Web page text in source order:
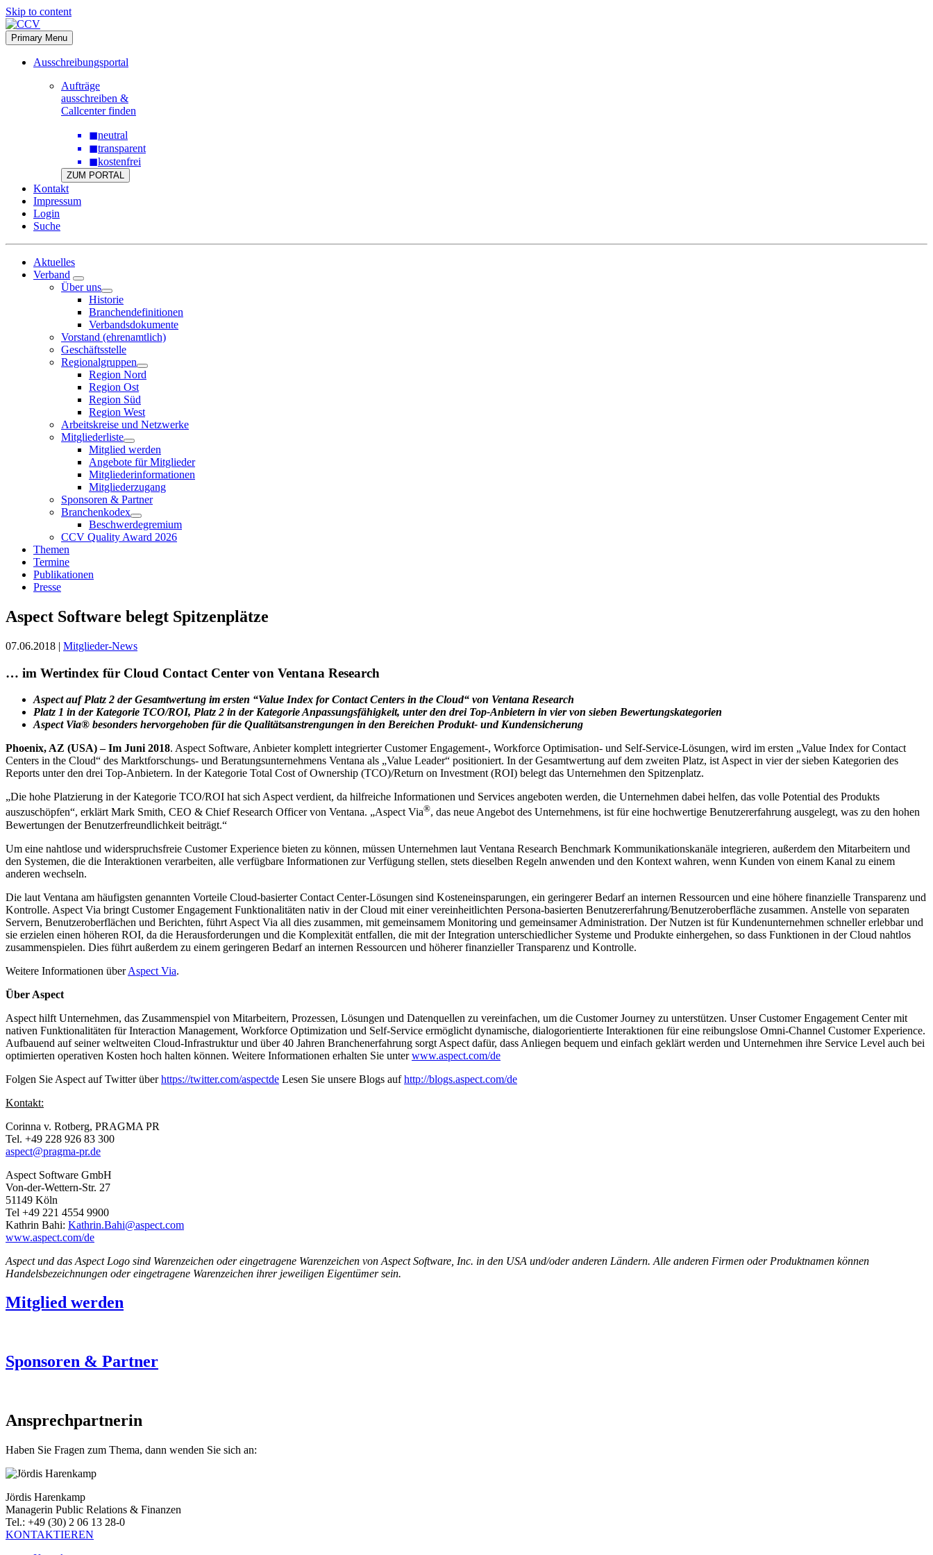
Skip to content
Primary Menu
Ausschreibungsportal
Aufträge
ausschreiben &
Callcenter finden
◼neutral
◼transparent
◼kostenfrei
ZUM PORTAL
Kontakt
Impressum
Login
Suche
Aktuelles
Verband
Über uns
Historie
Branchendefinitionen
Verbandsdokumente
Vorstand (ehrenamtlich)
Geschäftsstelle
Regionalgruppen
Region Nord
Region Ost
Region Süd
Region West
Arbeitskreise und Netzwerke
Mitgliederliste
Mitglied werden
Angebote für Mitglieder
Mitgliederinformationen
Mitgliederzugang
Sponsoren & Partner
Branchenkodex
Beschwerdegremium
CCV Quality Award 2026
Themen
Termine
Publikationen
Presse
Aspect Software belegt Spitzenplätze
07.06.2018 | Mitglieder-News
… im Wertindex für Cloud Contact Center von Ventana Research
Aspect auf Platz 2 der Gesamtwertung im ersten “Value Index for Contact Centers in the Cloud“ von Ventana Research
Platz 1 in der Kategorie TCO/ROI, Platz 2 in der Kategorie Anpassungsfähigkeit, unter den drei Top-Anbietern in vier von sieben Bewertungskategorien
Aspect Via® besonders hervorgehoben für die Qualitätsanstrengungen in den Bereichen Produkt- und Kundensicherung
Phoenix, AZ (USA) – Im Juni 2018. Aspect Software, Anbieter komplett integrierter Customer Engagement-, Workforce Optimisation- und Self-Service-Lösungen, wird im ersten „Value Index for Contact
Centers in the Cloud“ des Marktforschungs- und Beratungsunternehmens Ventana als „Value Leader“ positioniert. In der Gesamtwertung auf dem zweiten Platz, ist Aspect in vier der sieben Kategorien des
Reports unter den drei Top-Anbietern. In der Kategorie Total Cost of Ownership (TCO)/Return on Investment (ROI) belegt das Unternehmen den Spitzenplatz.
„Die hohe Platzierung in der Kategorie TCO/ROI hat sich Aspect verdient, da hilfreiche Informationen und Services angeboten werden, die Unternehmen dabei helfen, das volle Potential des Produkts
auszuschöpfen“, erklärt Mark Smith, CEO & Chief Research Officer von Ventana. „Aspect Via®, das neue Angebot des Unternehmens, ist für eine hochwertige Benutzererfahrung ausgelegt, was zu den hohen
Bewertungen der Benutzerfreundlichkeit beiträgt.“
Um eine nahtlose und widerspruchsfreie Customer Experience bieten zu können, müssen Unternehmen laut Ventana Research Benchmark Kommunikationskanäle integrieren, außerdem den Mitarbeitern und
den Systemen, die die Interaktionen verarbeiten, alle verfügbare Informationen zur Verfügung stellen, stets dieselben Regeln anwenden und den Kontext wahren, wenn Kunden von einem Kanal zu einem
anderen wechseln.
Die laut Ventana am häufigsten genannten Vorteile Cloud-basierter Contact Center-Lösungen sind Kosteneinsparungen, ein geringerer Bedarf an internen Ressourcen und eine höhere finanzielle Transparenz und
Kontrolle. Aspect Via bringt Customer Engagement Funktionalitäten nativ in der Cloud mit einer vereinheitlichten Persona-basierten Benutzererfahrung/Benutzeroberfläche zusammen. Anstelle von separaten
Servern, Benutzeroberflächen und Berichten, führt Aspect Via all dies zusammen, mit gemeinsamem Monitoring und gemeinsamer Administration. Der Nutzen ist für Kundenunternehmen schneller erlebbar und
sie erzielen einen höheren ROI, da die Herausforderungen und die Komplexität entfallen, die mit der Integration unterschiedlicher Systeme und Produkte einhergehen, so dass Funktionen in der Cloud nahtlos
zusammenspielen. Dies führt außerdem zu einem geringeren Bedarf an internen Ressourcen und höherer finanzieller Transparenz und Kontrolle.
Weitere Informationen überAspect Via.
Über Aspect
Aspect hilft Unternehmen, das Zusammenspiel von Mitarbeitern, Prozessen, Lösungen und Datenquellen zu vereinfachen, um die Customer Journey zu unterstützen. Unser Customer Engagement Center mit
nativen Funktionalitäten für Interaction Management, Workforce Optimization und Self-Service ermöglicht dynamische, dialogorientierte Interaktionen für eine reibungslose Omni-Channel Customer Experience.
Aufbauend auf seiner weltweiten Cloud-Infrastruktur und über 40 Jahren Branchenerfahrung sorgt Aspect dafür, dass Anliegen bequem und einfach geklärt werden und Unternehmen ihre Service Level auch bei
optimierten operativen Kosten hoch halten können. Weitere Informationen erhalten Sie unterwww.aspect.com/de
Folgen Sie Aspect auf Twitter überhttps://twitter.com/aspectde Lesen Sie unsere Blogs aufhttp://blogs.aspect.com/de
Kontakt:
Corinna v. Rotberg, PRAGMA PR
Tel. +49 228 926 83 300
aspect@pragma-pr.de
Aspect Software GmbH
Von-der-Wettern-Str. 27
51149 Köln
Tel +49 221 4554 9900
Kathrin Bahi: Kathrin.Bahi@aspect.com
www.aspect.com/de
Aspect und das Aspect Logo sind Warenzeichen oder eingetragene Warenzeichen von Aspect Software, Inc. in den USA und/oder anderen Ländern. Alle anderen Firmen oder Produktnamen können
Handelsbezeichnungen oder eingetragene Warenzeichen ihrer jeweiligen Eigentümer sein.
Mitglied werden
Sponsoren & Partner
Ansprechpartnerin
Haben Sie Fragen zum Thema, dann wenden Sie sich an:
Jördis Harenkamp
Managerin Public Relations & Finanzen
Tel.: +49 (30) 2 06 13 28-0
KONTAKTIEREN